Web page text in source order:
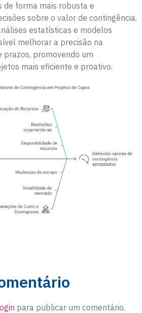
de forma mais robusta e
sobre o valor de contingência.
estatísticas e modelos
melhorar a precisão na
prazos, promovendo um
mais eficiente e proativo.
para publicar um comentário.